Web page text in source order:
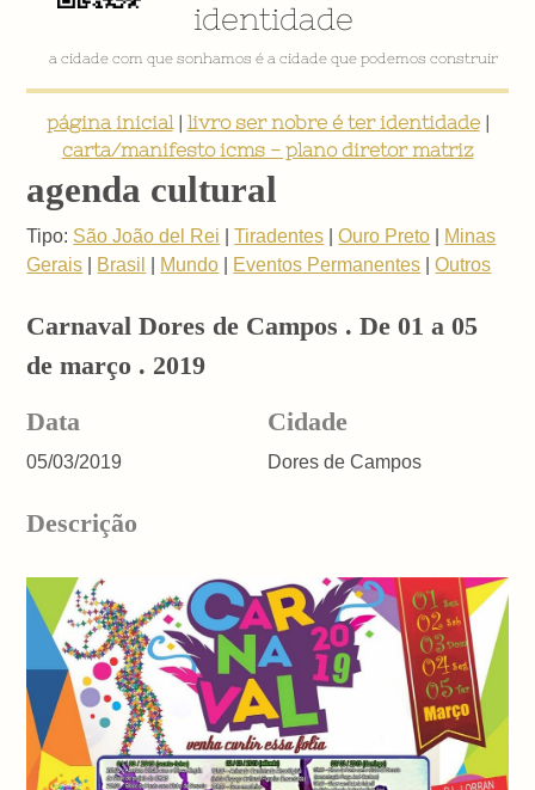
identidade
a cidade com que sonhamos é a cidade que podemos construir
página inicial| livro ser nobre é ter identidade|
carta/manifesto icms - plano diretor matriz
agenda cultural
Tipo: São João del Rei |Tiradentes |Ouro Preto
Minas
Gerais
Brasil Mundo Eventos Permanentes |Outros
Carnaval Dores de Campos . De 01 a 05
de março . 2019
Data
05/03/2019
Cidade
Dores de Campos
Descrição